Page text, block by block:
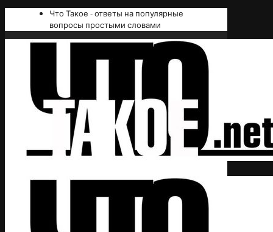
Что Такое - ответы на популярные
вопросы простыми словами